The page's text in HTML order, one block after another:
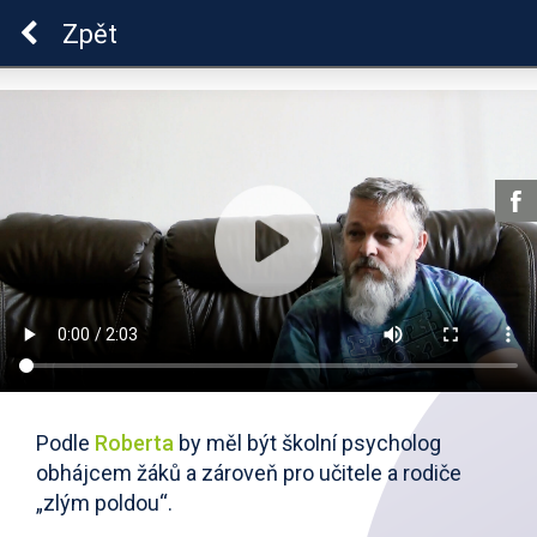
Zpět
Podle Roberta by měl být školní psycholog
obhájcem žáků a zároveň pro učitele a rodiče
„zlým poldou“.